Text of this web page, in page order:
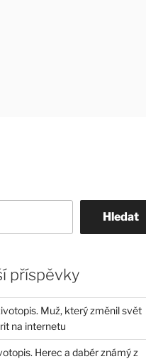
Hledat
příspěvky
Muž, který změnil svět
na internetu
Herec a dabér známý z